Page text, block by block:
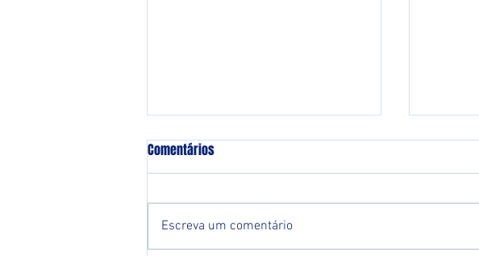
Comentários
Escreva um comentário